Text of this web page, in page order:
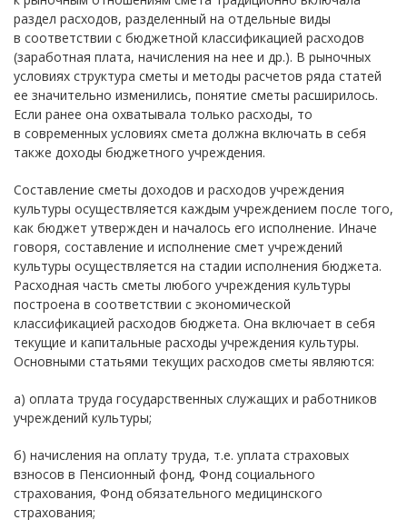
раздел расходов, разделенный на отдельные виды
в соответствии с бюджетной классификацией расходов
(заработная плата, начисления на нее и др.). В рыночных
условиях структура сметы и методы расчетов ряда статей
ее значительно изменились, понятие сметы расширилось.
Если ранее она охватывала только расходы, то
в современных условиях смета должна включать в себя
также доходы бюджетного учреждения.
Составление сметы доходов и расходов учреждения
культуры осуществляется каждым учреждением после того,
как бюджет утвержден и началось его исполнение. Иначе
говоря, составление и исполнение смет учреждений
культуры осуществляется на стадии исполнения бюджета.
Расходная часть сметы любого учреждения культуры
построена в соответствии с экономической
классификацией расходов бюджета. Она включает в себя
текущие и капитальные расходы учреждения культуры.
Основными статьями текущих расходов сметы являются:
а) оплата труда государственных служащих и работников
учреждений культуры;
б) начисления на оплату труда, т.е. уплата страховых
взносов в Пенсионный фонд, Фонд социального
страхования, Фонд обязательного медицинского
страхования;